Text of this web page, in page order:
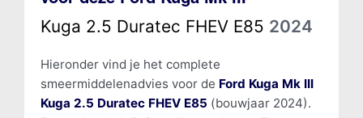
Kuga 2.5 Duratec FHEV E85 2024
Hieronder vind je het complete
smeermiddelenadvies voor de Ford Kuga Mk III
Kuga 2.5 Duratec FHEV E85 (bouwjaar 2024).